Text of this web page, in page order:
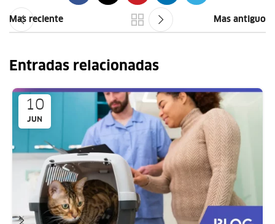
Mas reciente Mas antiguo
Entradas relacionadas
10
JUN